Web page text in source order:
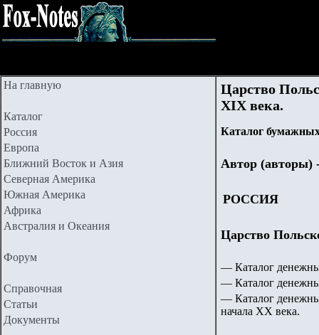
На главную
Каталог
Россия
Европа
Ближний Восток и Азия
Северная Америка
Южная Америка
Африка
Австралия и Океания
Форум
Справочная
Статьи
Документы
Царство
XIX века.
Каталог
Автор (авторы)
РОССИЯ
Царство
— Каталог
— Каталог
— Каталог
начала ХХ века.